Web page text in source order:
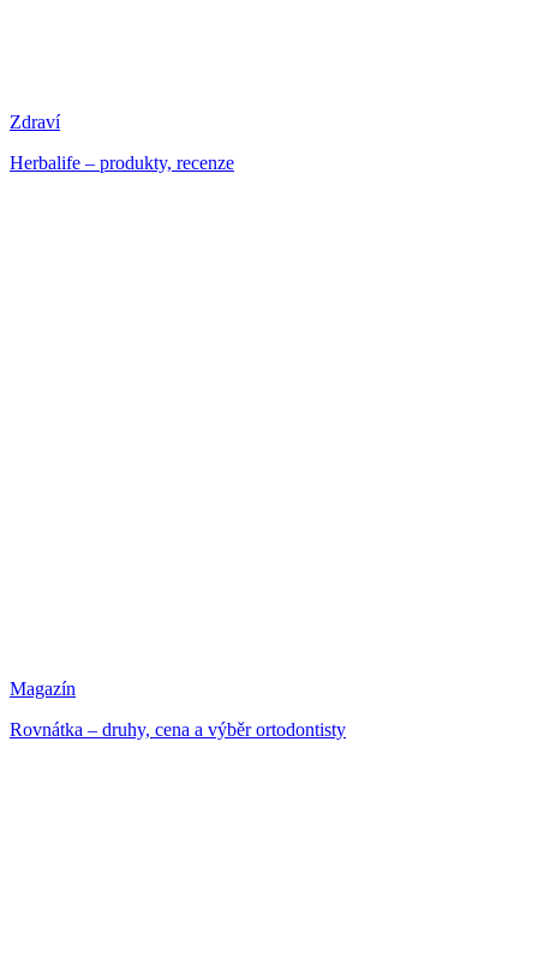
Zdraví
Herbalife – produkty, recenze
Magazín
Rovnátka – druhy, cena a výběr ortodontisty